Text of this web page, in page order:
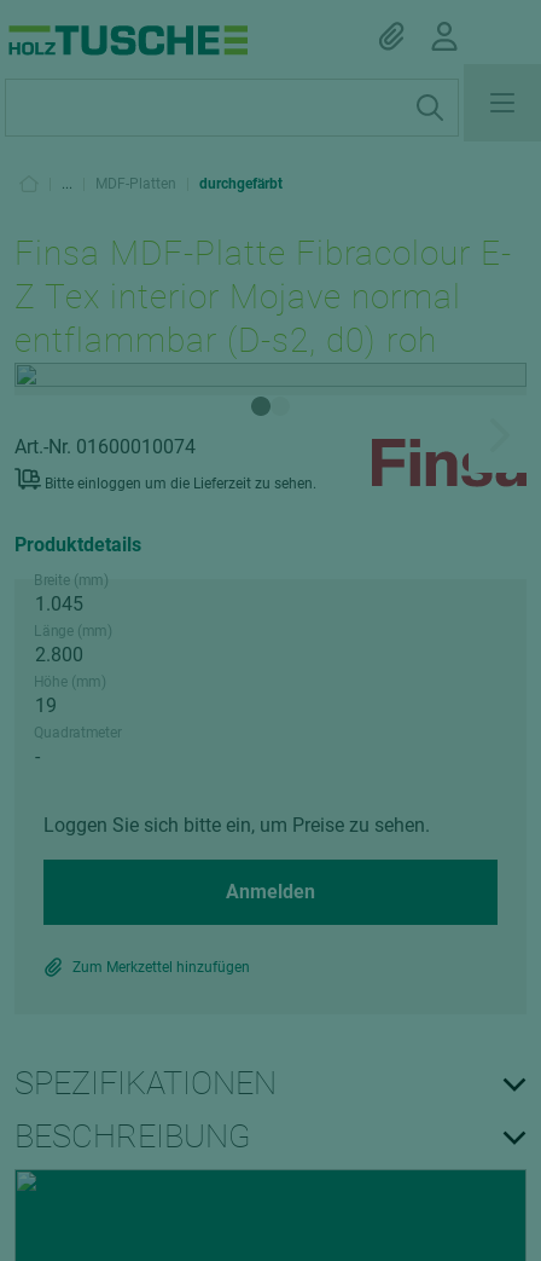
... MDF-Platten durchgefärbt
Finsa MDF-Platte Fibracolour E-
Z Tex interior Mojave normal
entflammbar (D-s2, d0) roh
Art.-Nr. 01600010074
Bitte einloggen um die Lieferzeit zu sehen.
Produktdetails
Breite (mm)
Länge (mm)
Höhe (mm)
Quadratmeter
Loggen Sie sich bitte ein, um Preise zu sehen.
Anmelden
Zum Merkzettel hinzufügen
SPEZIFIKATIONEN
BESCHREIBUNG